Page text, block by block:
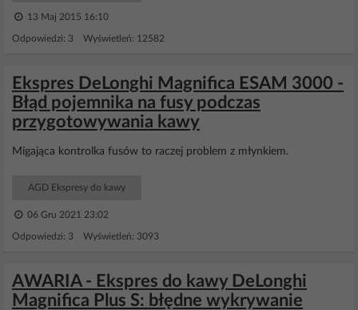
13 Maj 2015 16:10
Odpowiedzi: 3 Wyświetleń: 12582
Ekspres DeLonghi Magnifica ESAM 3000 -
Błąd pojemnika na fusy podczas
przygotowywania kawy
Migająca kontrolka fusów to raczej problem z młynkiem.
AGD Ekspresy do kawy
06 Gru 2021 23:02
Odpowiedzi: 3 Wyświetleń: 3093
AWARIA - Ekspres do kawy DeLonghi
Magnifica Plus S: błędne wykrywanie